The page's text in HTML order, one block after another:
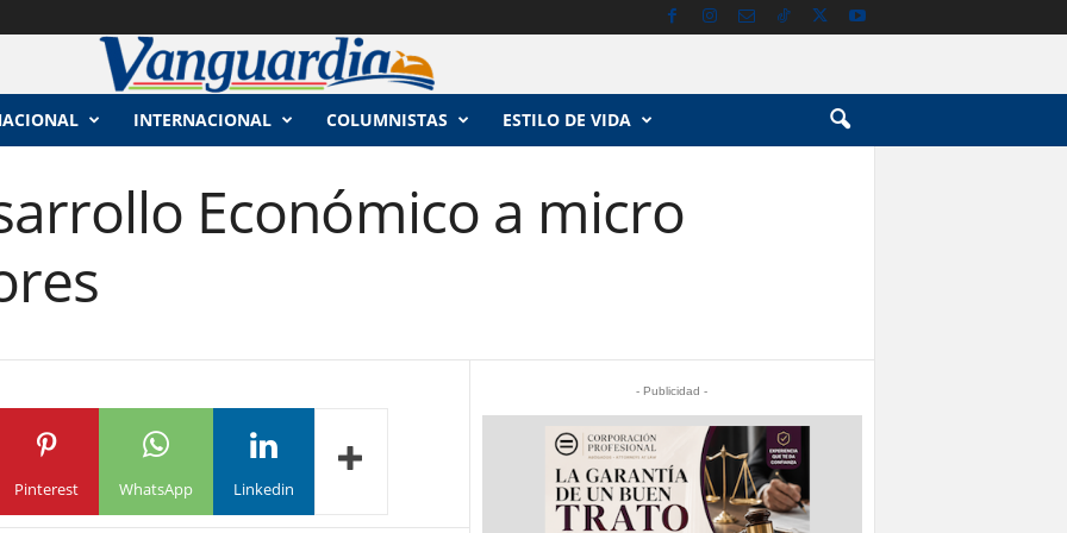
INTERNACIONAL COLUMNISTAS ESTILO DE VIDA
Económico a micro
Pinterest WhatsApp Linkedin
- Publicidad -